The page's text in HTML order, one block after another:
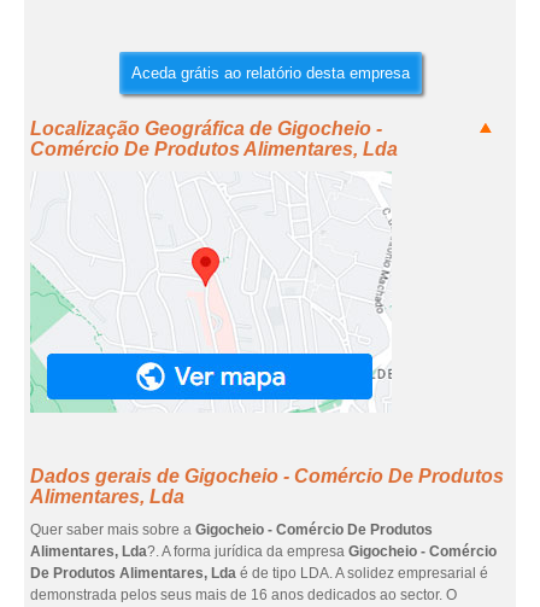
Aceda grátis ao relatório desta empresa
Localização Geográfica de Gigocheio -
Comércio De Produtos Alimentares, Lda
Dados gerais de Gigocheio - Comércio De Produtos
Alimentares, Lda
Quer saber mais sobre a Gigocheio - Comércio De Produtos
Alimentares, Lda?. A forma jurídica da empresa Gigocheio - Comércio
De Produtos Alimentares, Lda é de tipo LDA. A solidez empresarial é
demonstrada pelos seus mais de 16 anos dedicados ao sector. O